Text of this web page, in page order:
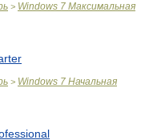
> Windows 7 Максимальная
> Windows 7 Начальная